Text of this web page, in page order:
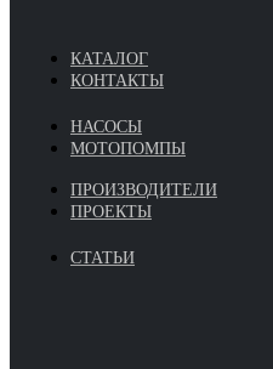
КАТАЛОГ
КОНТАКТЫ
НАСОСЫ
МОТОПОМПЫ
ПРОИЗВОДИТЕЛИ
ПРОЕКТЫ
СТАТЬИ